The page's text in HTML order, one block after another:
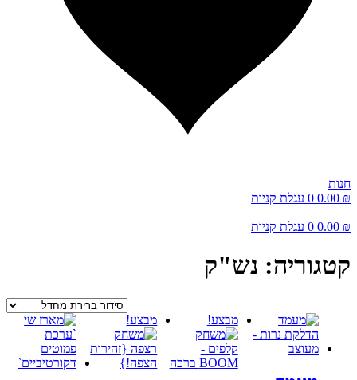
0.00
0 עגלת קניות
0.00
0 עגלת קניות
נש"ק
מבצע! מבצע!